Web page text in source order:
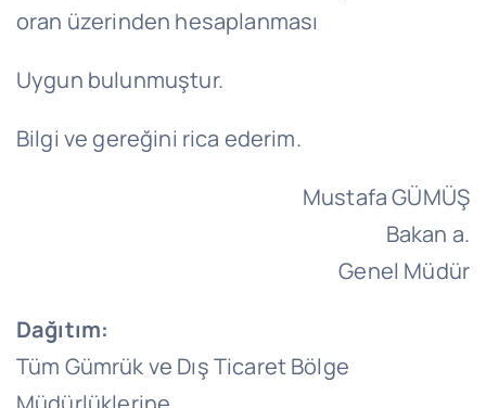
oran üzerinden hesaplanması
Uygun bulunmuştur.
Bilgi ve gereğini rica ederim.
Mustafa GÜMÜŞ
Bakan a.
Genel Müdür
Dağıtım:
Tüm Gümrük ve Dış Ticaret Bölge